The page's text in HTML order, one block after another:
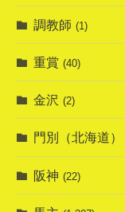
調教師 (1)
重賞 (40)
金沢 (2)
門別（北海道）
阪神 (22)